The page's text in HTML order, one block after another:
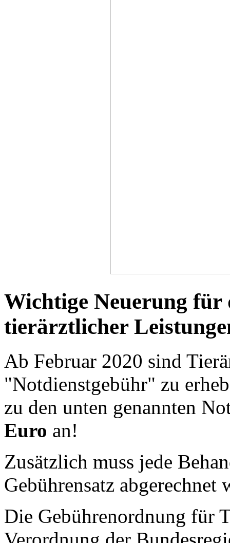
Wichtige Neuerung für
tierärztlicher
Ab Februar 2020 sind
"Notdienstgebühr" zu
zu den unten genannten
Euro an!
Zusätzlich muss jede
Gebührensatz abgerechnet
Die Gebührenordnung für